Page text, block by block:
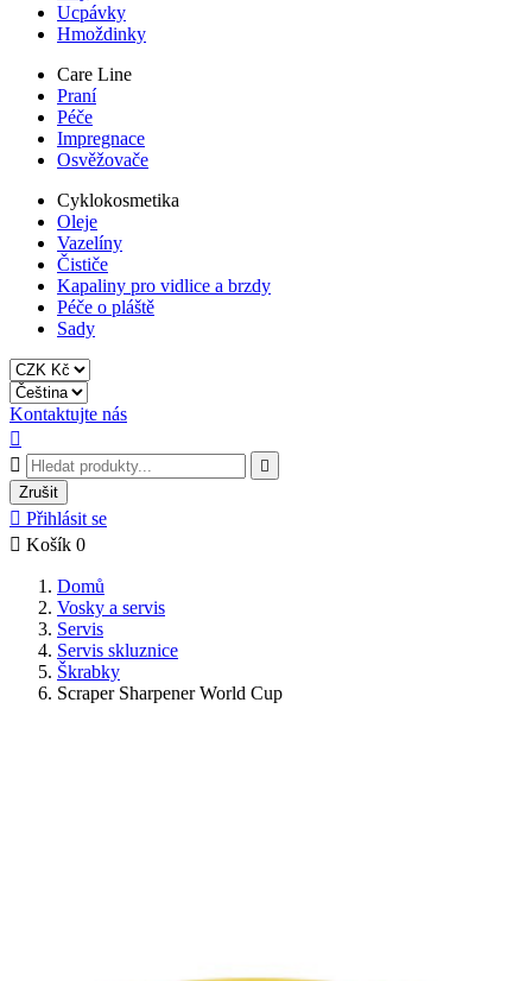
Ucpávky
Hmoždinky
Care Line
Praní
Péče
Impregnace
Osvěžovače
Cyklokosmetika
Oleje
Vazelíny
Čističe
Kapaliny pro vidlice a brzdy
Péče o pláště
Sady
Kontaktujte nás



Zrušit
 Přihlásit se
 Košík 0
Domů
Vosky a servis
Servis
Servis skluznice
Škrabky
Scraper Sharpener World Cup